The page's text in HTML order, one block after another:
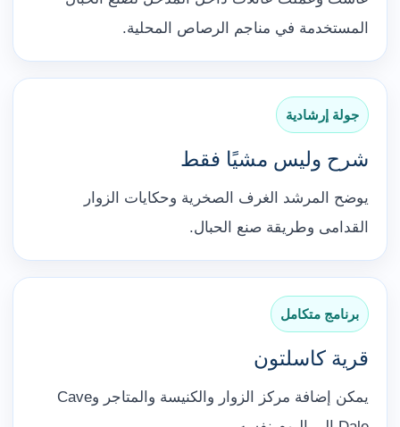
المستخدمة في مناجم الرصاص المحلية.
جولة إرشادية
شرح وليس مشيًا فقط
يوضح المرشد الغرف الصخرية وحكايات الزوار
القدامى وطريقة صنع الحبال.
برنامج متكامل
قرية كاسلتون
يمكن إضافة مركز الزوار والكنيسة والمتاجر وCave